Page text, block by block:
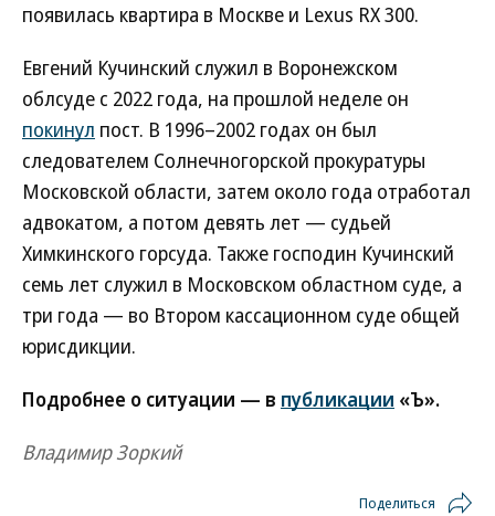
появилась квартира в Москве и Lexus RX 300.
Евгений Кучинский служил в Воронежском
облсуде с 2022 года, на прошлой неделе он
покинул пост. В 1996–2002 годах он был
следователем Солнечногорской прокуратуры
Московской области, затем около года отработал
адвокатом, а потом девять лет — судьей
Химкинского горсуда. Также господин Кучинский
семь лет служил в Московском областном суде, а
три года — во Втором кассационном суде общей
юрисдикции.
Подробнее о ситуации — в публикации «Ъ».
Владимир Зоркий
Поделиться